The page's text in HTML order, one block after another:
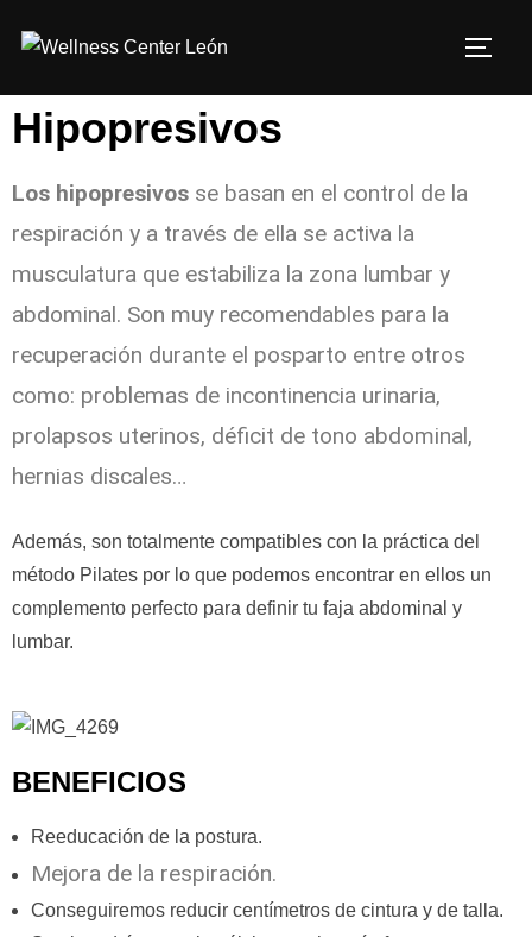
Hipopresivos
Los hipopresivos se basan en el control de la
respiración y a través de ella se activa la
musculatura que estabiliza la zona lumbar y
abdominal. Son muy recomendables para la
recuperación durante el posparto entre otros
como: problemas de incontinencia urinaria,
prolapsos uterinos, déficit de tono abdominal,
hernias discales…
Además, son totalmente compatibles con la práctica del
método Pilates por lo que podemos encontrar en ellos un
complemento perfecto para definir tu faja abdominal y
lumbar.
BENEFICIOS
Reeducación de la postura.
Mejora de la respiración.
Conseguiremos reducir centímetros de cintura y de talla.